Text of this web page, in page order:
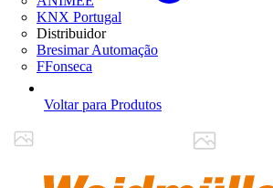
KNX Portugal
Distribuidor
Bresimar Automação
FFonseca
Voltar para Produtos